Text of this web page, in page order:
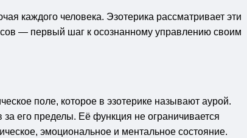
каждого человека. Эзотерика рассматривает эти
— первый шаг к осознанному управлению своим
поле, которое в эзотерике называют аурой.
его пределы. Её функция не ограничивается
эмоциональное и ментальное состояние.